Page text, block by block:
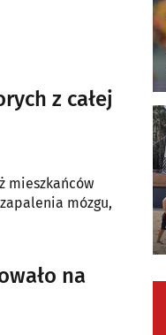
z całej
mieszkańców
mózgu,
na